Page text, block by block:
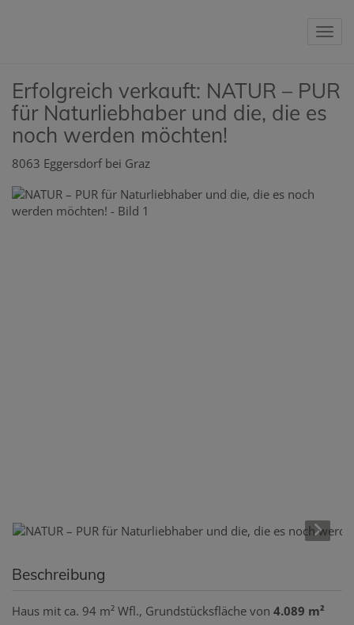
Erfolgreich verkauft: NATUR – PUR
für Naturliebhaber und die, die es
noch werden möchten!
8063 Eggersdorf bei Graz
Beschreibung
Haus mit ca. 94 m² Wfl., Grundstücksfläche von 4.089 m²